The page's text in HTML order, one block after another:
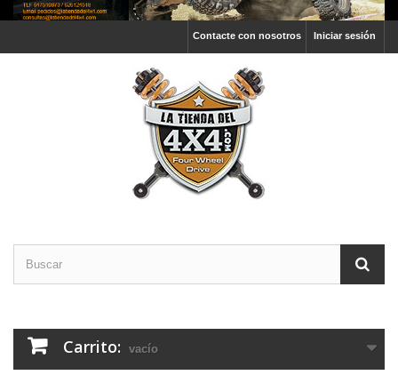
Iniciar sesión
Contacte con nosotros
Carrito: vacío